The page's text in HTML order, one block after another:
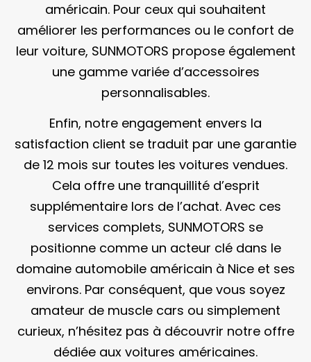
américain. Pour ceux qui souhaitent
améliorer les performances ou le confort de
leur voiture, SUNMOTORS propose également
une gamme variée d’accessoires
personnalisables.
Enfin, notre engagement envers la
satisfaction client se traduit par une garantie
de 12 mois sur toutes les voitures vendues.
Cela offre une tranquillité d’esprit
supplémentaire lors de l’achat. Avec ces
services complets, SUNMOTORS se
positionne comme un acteur clé dans le
domaine automobile américain à Nice et ses
environs. Par conséquent, que vous soyez
amateur de muscle cars ou simplement
curieux, n’hésitez pas à découvrir notre offre
dédiée aux voitures américaines.